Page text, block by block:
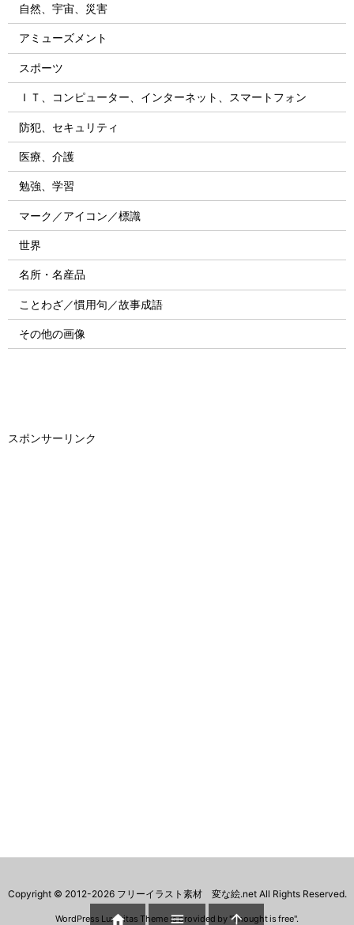
自然、宇宙、災害
アミューズメント
スポーツ
ＩＴ、コンピューター、インターネット、スマートフォン
防犯、セキュリティ
医療、介護
勉強、学習
マーク／アイコン／標識
世界
名所・名産品
ことわざ／慣用句／故事成語
その他の画像
スポンサーリンク
Copyright © 2012-2026 フリーイラスト素材 変な絵.netAll Rights Reserved.
WordPress Luxeritas Theme is provided by "Thought is free".
  